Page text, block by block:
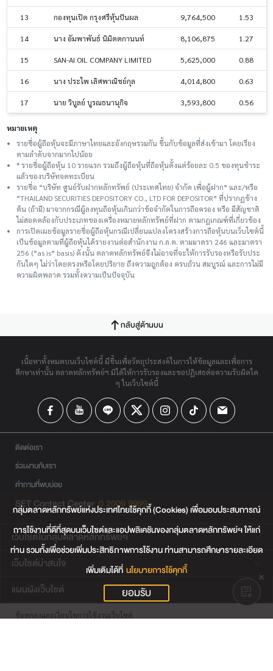
13 กองทุนเปิด กรุงศรีหุ้นปันผล 9,764,500 1.53
14 นาง อัมพาพันธ์ นิมิตตกานนท์ 8,106,875 1.27
15 SAN-AI OIL COMPANY LIMITED 5,625,000 0.88
16 นาง ประไพ เลิศพาณิชย์กุล 4,014,800 0.63
17 นาย วิบูลย์ บูรณธนานุกิจ 3,593,800 0.56
หมายเหตุ
รายชื่อผู้ถือหุ้นจะมีภาษาไทยและอังกฤษรวมกัน ขึ้นกับข้อมูลที่ส่งเข้ามา โดยเรียง
ตามลำดับจากมากไปน้อย
* รายชื่อผู้ถือหุ้น 10 รายแรก รวมถึงผู้ถือหุ้นที่ถือหุ้นตั้งแต่ร้อยละ 0.5 ของทุนชําระ
แล้วของบริษัทจดทะเบียน
รายชื่อ “บริษัท ศูนย์รับฝากหลักทรัพย์ (ประเทศไทย) จำกัด เพื่อผู้ฝาก” และ/หรือ
“THAILAND SECURITIES DEPOSITORY CO., LTD FOR DEPOSITOR” ที่ปรากฏข้าง
ต้น (ถ้ามี) มาจากกรณีผู้ลงทุนถือหุ้นเกินกว่าข้อจำกัดในการถือครอง หรือ มีสัญชาติ
ไม่สอดคล้องกับประเภทของเครื่องหมายหลักทรัพย์ที่ฝาก ตามกฎเกณฑ์ที่เกี่ยวข้อง
การเปิดเผยข้อมูลรายชื่อผู้ถือหุ้นกรณีเปลี่ยนแปลงโครงสร้างการถือหุ้นบนเว็บไซต์นี้
เป็นข้อมูลตามที่ผู้ถือหุ้นได้รายงานต่อสำนักงาน ก.ล.ต. ตามมาตรา 246 และมาตรา
256 (“as is” basis) ดังนั้น ตลาดหลักทรัพย์จึงไม่อาจที่จะให้การรับรองหรือรับประ
กันใดๆ ไม่ว่าโดยตรงหรือโดยปริยาย ถึงความถูกต้อง ครบถ้วน สมบูรณ์ และการไม่มี
ความผิดพลาด รวมทั้งความเป็นปัจจุบัน
กลับสู่ด้านบน
เนื้อหาทั้งหมดบนเว็บไซต์นี้ มีขึ้นเพื่อวัตถุประสงค์ในการให้ข้อมูลและเพื่อการ
ศึกษาเท่านั้น ตลาดหลักทรัพย์ฯ มิได้ให้การรับรองและขอปฏิเสธต่อความรับผิดใด
ๆ ในเว็บไซต์นี้
ติดต่อเรา
ร่วมงานกับเรา
คำถามที่พบบ่อย
SET Contact Center 0 2009 9999
เว็บไซต์ในกลุ่มตลาดหลักทรัพย์ฯ
เว็บไซต์น่าสนใจ
แผนผังเว็บไซต์
ข้อตกลงและเงื่อนไขการใช้งานเว็บไซต์
กลุ่มตลาดหลักทรัพย์แห่งประเทศไทยใช้คุกกี้ (Cookies) เพื่อมอบประสบการณ์
การใช้งานที่ดีที่สุดบนเว็บไซต์และแอปพลิเคชันของกลุ่มตลาดหลักทรัพย์ฯ ให้แก่
ท่าน รวมทั้งเพื่อช่วยเพิ่มประสิทธิภาพการใช้งาน ท่านสามารถศึกษารายละเอียด
เพิ่มเติมได้ที่ นโยบายการใช้คุกกี้
ยอมรับ